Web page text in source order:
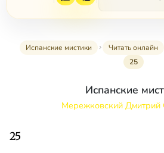
Испанские мистики Читать онлайн
25
Испанские
Мережковский Дмитрий
25